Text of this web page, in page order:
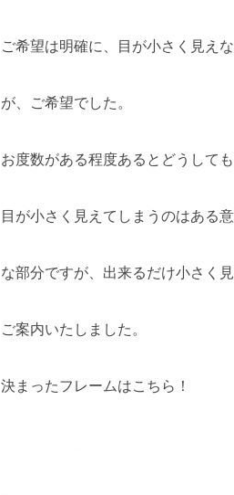
ご希望は明確に、目が小さく見え
が、ご希望でした。
お度数がある程度あるとどうして
目が小さく見えてしまうのはある
な部分ですが、出来るだけ小さく
ご案内いたしました。
決まったフレームはこちら！